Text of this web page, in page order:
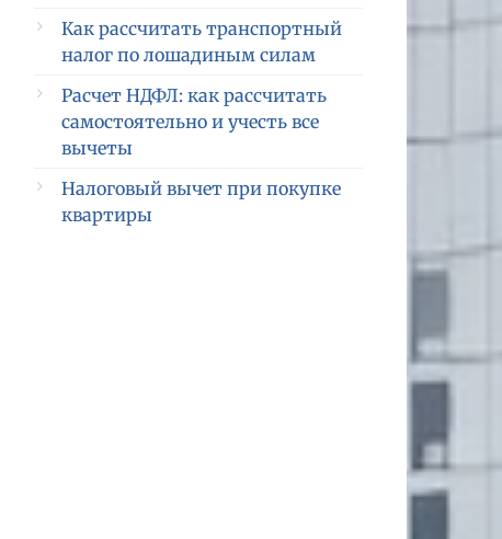
Как рассчитать транспортный
налог по лошадиным силам
Расчет НДФЛ: как рассчитать
самостоятельно и учесть все
вычеты
Налоговый вычет при покупке
квартиры